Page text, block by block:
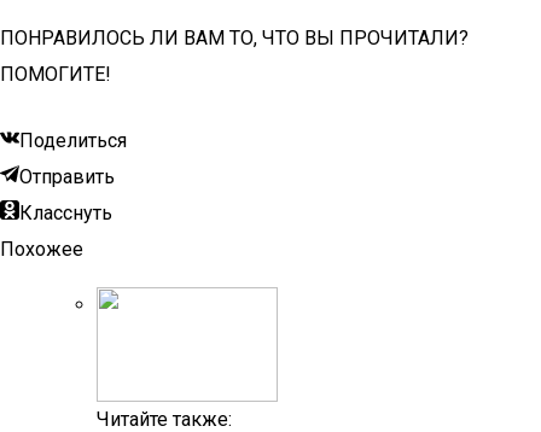
ПОНРАВИЛОСЬ ЛИ ВАМ ТО, ЧТО ВЫ ПРОЧИТАЛИ?
ПОМОГИТЕ!
Поделиться
Отправить
Класснуть
Похожее
Читайте также: